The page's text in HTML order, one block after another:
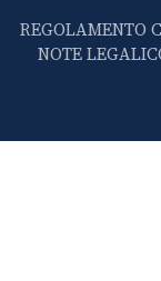
REGOLAMENTO
NOTE LEGALI